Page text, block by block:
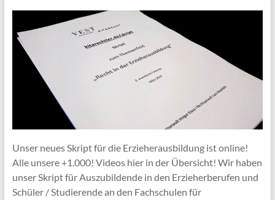
Unser neues Skript für die Erzieherausbildung ist online!
Alle unsere +1.000! Videos hier in der Übersicht! Wir haben
unser Skript für Auszubildende in den Erzieherberufen und
Schüler / Studierende an den Fachschulen für